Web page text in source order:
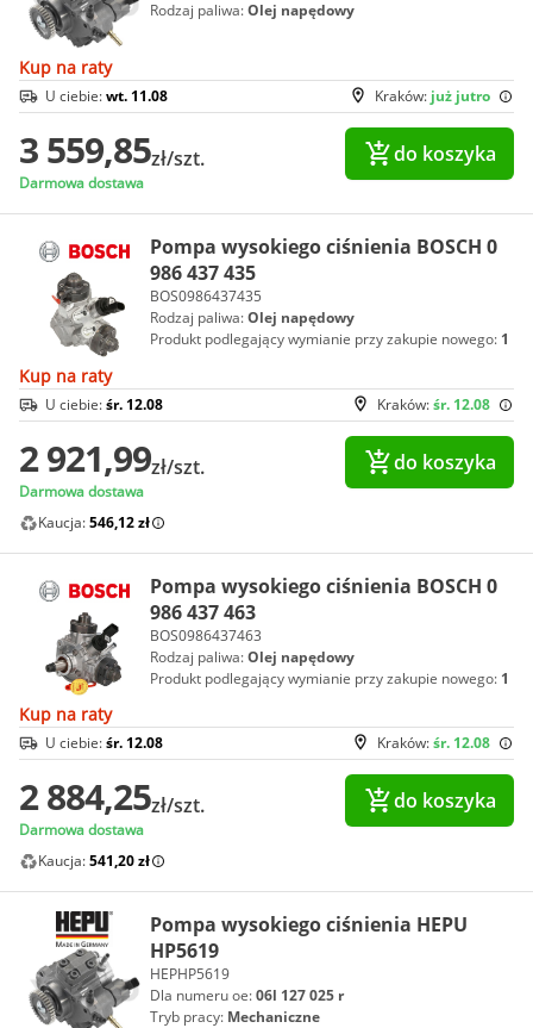
Rodzaj paliwa:Olej napędowy
Kup na raty
Kraków: już jutro
U ciebie:wt. 11.08
3 559,85zł/szt.
Darmowa dostawa
do koszyka
Pompa wysokiego ciśnienia BOSCH 0
986 437 435
BOS0986437435
Rodzaj paliwa:Olej napędowy
Produkt podlegający wymianie przy zakupie nowego: 1
Kup na raty
Kraków:śr. 12.08
U ciebie:śr. 12.08
2 921,99zł/szt.
Darmowa dostawa
do koszyka
Kaucja:546,12 zł
Pompa wysokiego ciśnienia BOSCH 0
986 437 463
BOS0986437463
Rodzaj paliwa:Olej napędowy
Produkt podlegający wymianie przy zakupie nowego: 1
Kup na raty
Kraków:śr. 12.08
U ciebie:śr. 12.08
2 884,25zł/szt.
Darmowa dostawa
do koszyka
Kaucja:541,20 zł
Pompa wysokiego ciśnienia HEPU
HP5619
HEPHP5619
Dla numeru oe:06l 127 025 r
Tryb pracy: Mechaniczne